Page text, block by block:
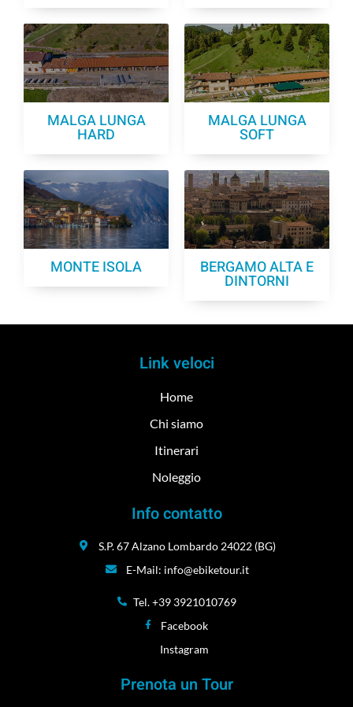
MALGA LUNGA
HARD
MALGA LUNGA
SOFT
MONTE ISOLA BERGAMO ALTA E
DINTORNI
Link veloci
Home
Chi siamo
Itinerari
Noleggio
Info contatto
S.P. 67 Alzano Lombardo 24022 (BG)
E-Mail: info@ebiketour.it
Tel. +39 3921010769
Facebook
Instagram
Prenota un Tour